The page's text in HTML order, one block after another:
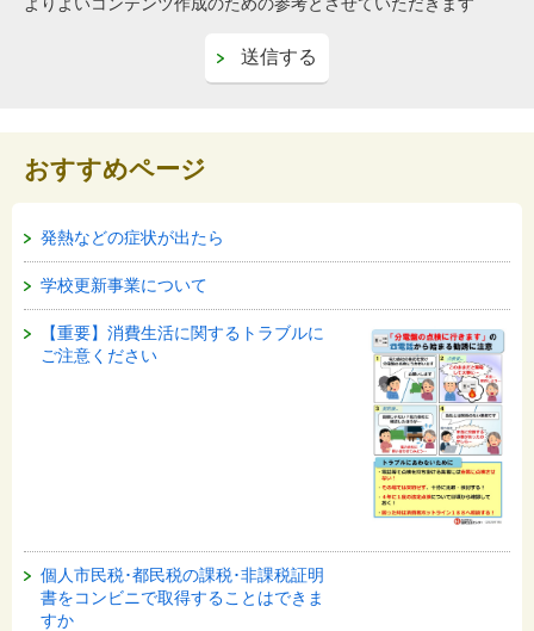
おすすめページ
発熱などの症状が出たら
学校更新事業について
【重要】消費生活に関するトラブルに
ご注意ください
個人市民税･都民税の課税･非課税証明
書をコンビニで取得することはできま
すか